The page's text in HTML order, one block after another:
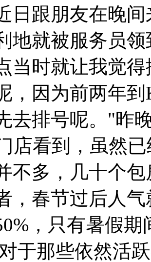
日跟朋友在晚
地就被服务员
当时就让我觉
，因为前两年
去排号呢。"昨
店看到，虽然
不多，几十个
，春节过后人
，只有暑假期
那些依然活跃